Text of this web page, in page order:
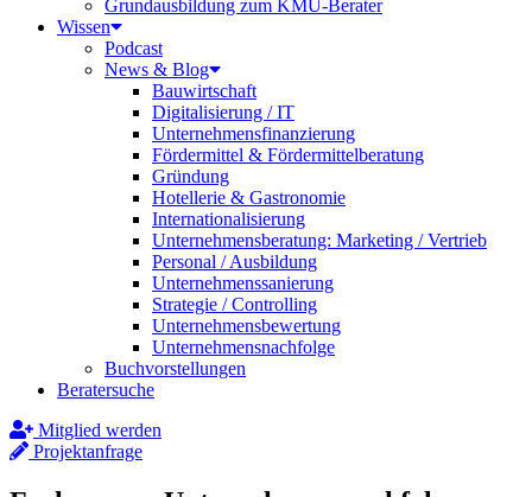
Grundausbildung zum KMU-Berater
Wissen
Podcast
News & Blog
Bauwirtschaft
Digitalisierung / IT
Unternehmensfinanzierung
Fördermittel & Fördermittelberatung
Gründung
Hotellerie & Gastronomie
Internationalisierung
Unternehmensberatung: Marketing / Vertrieb
Personal / Ausbildung
Unternehmenssanierung
Strategie / Controlling
Unternehmensbewertung
Unternehmensnachfolge
Buchvorstellungen
Beratersuche
Mitglied werden
Projektanfrage